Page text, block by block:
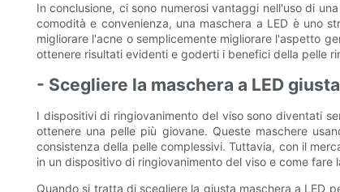
In conclusione, ci sono numerosi vantaggi nell'uso di
comodità e convenienza, una maschera a LED è uno
migliorare l'acne o semplicemente migliorare l'aspetto
ottenere risultati evidenti e goderti i benefici della pelle
- Scegliere la maschera a LED
I dispositivi di ringiovanimento del viso sono diventati
ottenere una pelle più giovane. Queste maschere
consistenza della pelle complessivi. Tuttavia, con il
in un dispositivo di ringiovanimento del viso e come
Quando si tratta di scegliere la giusta maschera a LED